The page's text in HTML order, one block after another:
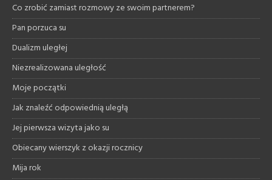
Co zrobić zamiast rozmowy ze swoim partnerem?
Pan porzuca su
Dualizm uległej
Niezrealizowana uległość
Moje początki
Jak znaleźć odpowiednią uległą
Jej pierwsza wizyta jako su
Obiecany wierszyk z okazji rocznicy
Mija rok